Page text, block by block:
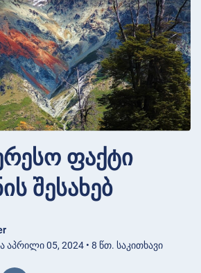
ფაქტი
შესახებ
აპრილი 05, 2024 • 8 წთ. საკითხავი